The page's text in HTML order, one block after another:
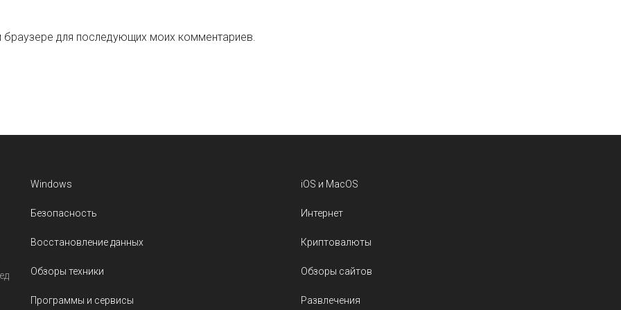
для последующих моих комментариев.
Windows
Безопасность
Восстановление данных
Обзоры техники
Программы и сервисы
iOS и MacOS
Интернет
Криптовалюты
Обзоры сайтов
Развлечения